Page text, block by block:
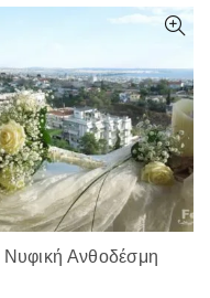
Νυφική Ανθοδέσμη